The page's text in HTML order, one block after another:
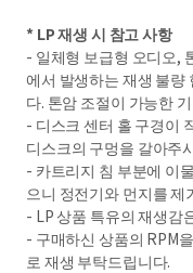
* LP 재생 시 참고 사항
- 일체형 보급형 오디오,
에서 발생하는 재생 불량
다. 톤암 조절이 가능한
- 디스크 센터 홀 구경이
디스크의 구멍을 갈아주
- 카트리지 침 부분에 이
으니 정전기와 먼지를 제
- LP 상품 특유의 재생감
- 구매하신 상품의 RPM
로 재생 부탁드립니다.